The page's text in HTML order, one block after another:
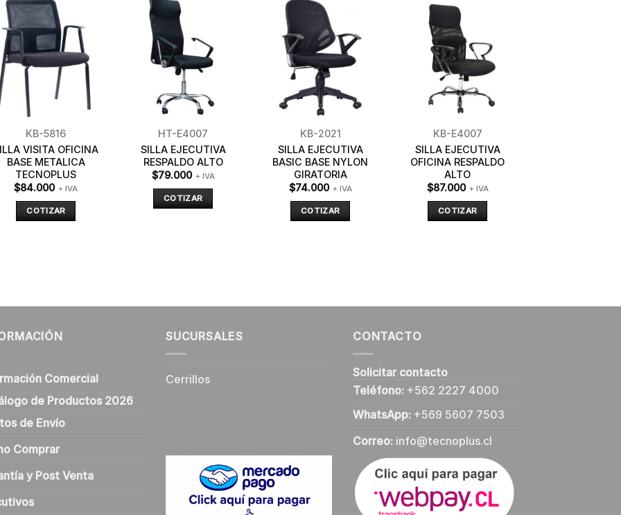
KB-5816
VISITA OFICINA
BASE METALICA
TECNOPLUS
$84.000 + IVA
COTIZAR
HT-E4007
SILLA EJECUTIVA
RESPALDO ALTO
$79.000 + IVA
COTIZAR
KB-2021
SILLA EJECUTIVA
BASIC BASE NYLON
GIRATORIA
$74.000 + IVA
COTIZAR
KB-E4007
SILLA EJECUTIVA
OFICINA RESPALDO
ALTO
$87.000 + IVA
COTIZAR
Comercial
de Productos 2026
de Envío
Comprar
y Post Venta
SUCURSALES
Cerrillos
CONTACTO
Solicitar contacto
Teléfono: +562 2227 4000
WhatsApp: +569 5607 7503
Correo: info@tecnoplus.cl